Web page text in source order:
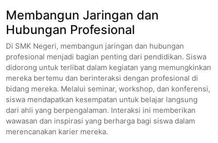
Membangun Jaringan dan
Hubungan Profesional
Di SMK Negeri, membangun jaringan dan hubungan
profesional menjadi bagian penting dari pendidikan. Siswa
didorong untuk terlibat dalam kegiatan yang memungkinkan
mereka bertemu dan berinteraksi dengan profesional di
bidang mereka. Melalui seminar, workshop, dan konferensi,
siswa mendapatkan kesempatan untuk belajar langsung
dari ahli yang berpengalaman. Interaksi ini memberikan
wawasan dan inspirasi yang berharga bagi siswa dalam
merencanakan karier mereka.